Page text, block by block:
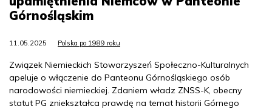
Górnośląskim
11.05.2025 Polska po 1989 roku
Związek Niemieckich Stowarzyszeń Społeczno-Kulturalnych
apeluje o włączenie do Panteonu Górnośląskiego osób
narodowości niemieckiej. Zdaniem władz ZNSS-K, obecny
statut PG zniekształca prawdę na temat historii Górnego